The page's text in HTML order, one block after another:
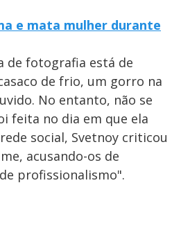
e mata mulher durante
de fotografia está de
de frio, um gorro na
No entanto, não se
feita no dia em que ela
social, Svetnoy criticou
acusando-os de
profissionalismo".